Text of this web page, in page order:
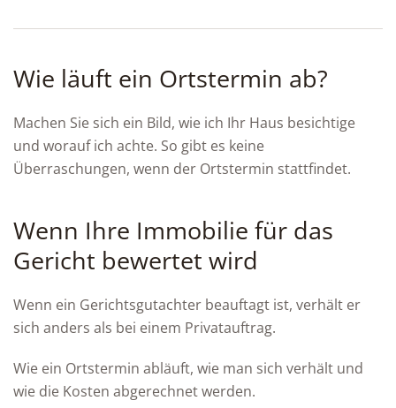
Wie läuft ein Ortstermin ab?
Machen Sie sich ein Bild, wie ich Ihr Haus besichtige
und worauf ich achte. So gibt es keine
Überraschungen, wenn der Ortstermin stattfindet.
Wenn Ihre Immobilie für das
Gericht bewertet wird
Wenn ein Gerichtsgutachter beauftagt ist, verhält er
sich anders als bei einem Privatauftrag.
Wie ein Ortstermin abläuft, wie man sich verhält und
wie die Kosten abgerechnet werden.